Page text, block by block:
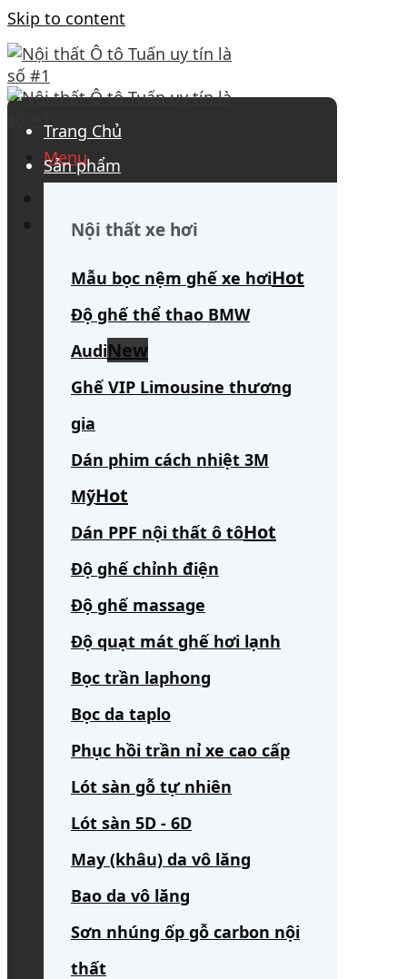
Skip to content
Menu
Search for:
Trang Chủ
Sản phẩm
Nội thất xe hơi
Mẫu bọc nệm ghế xe hơi
Độ ghế thể thao BMW
Audi
Ghế VIP Limousine thương
gia
Dán phim cách nhiệt 3M
Mỹ
Dán PPF nội thất ô tô
Độ ghế chỉnh điện
Độ ghế massage
Độ quạt mát ghế hơi lạnh
Bọc trần laphong
Bọc da taplo
Phục hồi trần nỉ xe cao cấp
Lót sàn gỗ tự nhiên
Lót sàn 5D - 6D
May (khâu) da vô lăng
Bao da vô lăng
Sơn nhúng ốp gỗ carbon nội
thất